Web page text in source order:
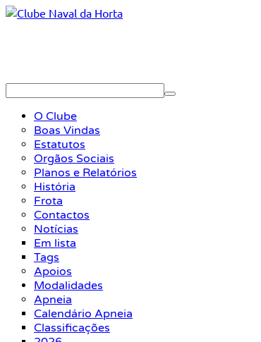
O Clube
Boas Vindas
Estatutos
Orgãos Sociais
Planos e Relatórios
História
Frota
Contactos
Notícias
Em lista
Tags
Apoios
Modalidades
Apneia
Calendário Apneia
Classificações